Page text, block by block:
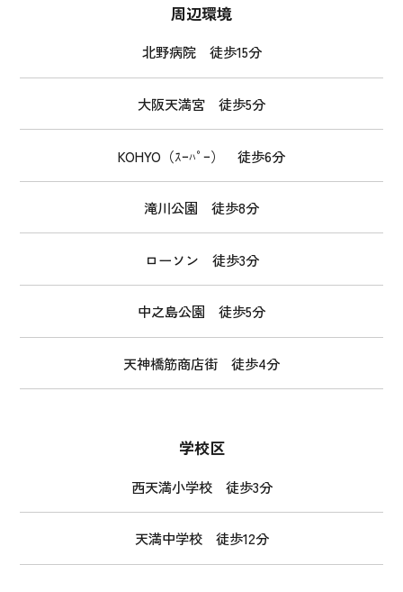
周辺環境
北野病院 徒歩15分
大阪天満宮 徒歩5分
KOHYO（ｽｰﾊﾟｰ） 徒歩6分
滝川公園 徒歩8分
ローソン 徒歩3分
中之島公園 徒歩5分
天神橋筋商店街 徒歩4分
学校区
西天満小学校 徒歩3分
天満中学校 徒歩12分